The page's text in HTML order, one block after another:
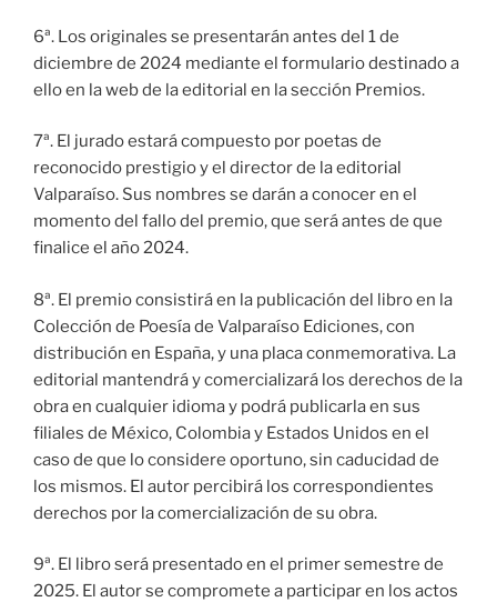
6ª. Los originales se presentarán antes del 1 de
diciembre de 2024 mediante el formulario destinado a
ello en la web de la editorial en la sección Premios.
7ª. El jurado estará compuesto por poetas de
reconocido prestigio y el director de la editorial
Valparaíso. Sus nombres se darán a conocer en el
momento del fallo del premio, que será antes de que
finalice el año 2024.
8ª. El premio consistirá en la publicación del libro en la
Colección de Poesía de Valparaíso Ediciones, con
distribución en España, y una placa conmemorativa. La
editorial mantendrá y comercializará los derechos de la
obra en cualquier idioma y podrá publicarla en sus
filiales de México, Colombia y Estados Unidos en el
caso de que lo considere oportuno, sin caducidad de
los mismos. El autor percibirá los correspondientes
derechos por la comercialización de su obra.
9ª. El libro será presentado en el primer semestre de
2025. El autor se compromete a participar en los actos